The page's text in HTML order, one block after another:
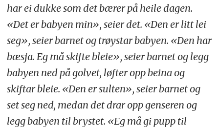
har ei dukke som det bærer på heile dagen.
«Det er babyen min», seier det. «Den er litt lei
seg», seier barnet og trøystar babyen. «Den har
bæsja. Eg må skifte bleie», seier barnet og legg
babyen ned på golvet, løfter opp beina og
skiftar bleie. «Den er sulten», seier barnet og
set seg ned, medan det drar opp genseren og
legg babyen til brystet. «Eg må gi pupp til